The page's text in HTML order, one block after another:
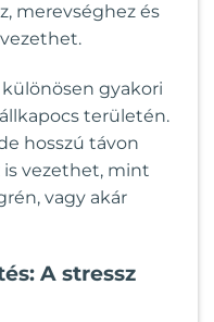
merevséghez és
gyakori
állkapocs területén.
hosszú távon
vezethet, mint
vagy akár
A stressz